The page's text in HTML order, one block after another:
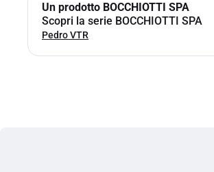
Un prodotto BOCCHIOTTI SPA
Scopri la serie BOCCHIOTTI SPA
Pedro VTR